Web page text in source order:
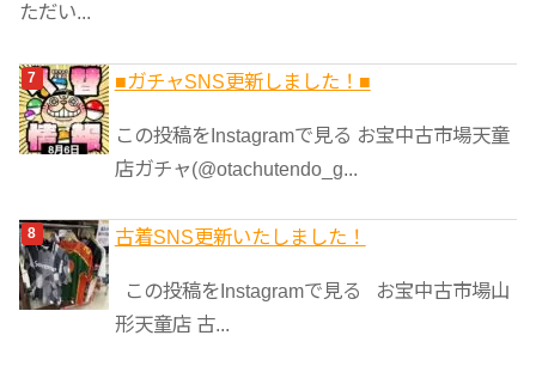
ただい...
■ガチャSNS更新しました！■
この投稿をInstagramで見る お宝中古市場天童
店ガチャ(@otachutendo_g...
古着SNS更新いたしました！
この投稿をInstagramで見る お宝中古市場山
形天童店 古...